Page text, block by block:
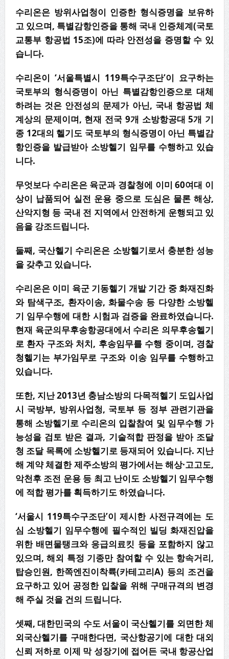
수리온은 방위사업청이 인증한 형식증명을 보유하
고 있으며, 특별감항인증을 통해 국내 인증체계(국토
교통부 항공법 15조)에 따라 안전성을 증명할 수 있
습니다.
수리온이 ‘서울특별시 119특수구조단’이 요구하는
국토부의 형식증명이 아닌 특별감항인증으로 대체
하려는 것은 안전성의 문제가 아닌, 국내 항공법 체
계상의 문제이며, 현재 전국 9개 소방항공대 5개 기
종 12대의 헬기도 국토부의 형식증명이 아닌 특별감
항인증을 발급받아 소방헬기 임무를 수행하고 있습
니다.
무엇보다 수리온은 육군과 경찰청에 이미 60여대 이
상이 납품되어 실전 운용 중으로 도심은 물론 해상,
산악지형 등 국내 전 지역에서 안전하게 운행되고 있
음을 강조드립니다.
둘째, 국산헬기 수리온은 소방헬기로서 충분한 성능
을 갖추고 있습니다.
수리온은 이미 육군 기동헬기 개발 기간 중 화재진화
와 탐색구조, 환자이송, 화물수송 등 다양한 소방헬
기 임무수행에 대한 시험과 검증을 완료하였습니다.
현재 육군의무후송항공대에서 수리온 의무후송헬기
로 환자 구조와 처치, 후송임무를 수행 중이며, 경찰
청헬기는 부가임무로 구조와 이송 임무를 수행하고
있습니다.
또한, 지난 2013년 충남소방의 다목적헬기 도입사업
시 국방부, 방위사업청, 국토부 등 정부 관련기관을
통해 소방헬기로 수리온의 입찰참여 및 임무수행 가
능성을 검토 받은 결과, 기술적합 판정을 받아 조달
청 조달 목록에 소방헬기로 등재되어 있습니다. 지난
해 계약 체결한 제주소방의 평가에서는 해상·고고도,
악천후 조전 운용 등 최고 난이도 소방헬기 임무수행
에 적합 평가를 획득하기도 하였습니다.
‘서울시 119특수구조단’이 제시한 사전규격에는 도
심 소방헬기 임무수행에 필수적인 빌딩 화재진압을
위한 배면물탱크와 응급의료킷 등을 포함하지 않고
있으며, 해외 특정 기종만 참여할 수 있는 항속거리,
탑승인원, 한쪽엔진이착륙(카테고리A) 등의 조건을
요구하고 있어 공정한 입찰을 위해 구매규격의 변경
해 주실 것을 건의 드립니다.
셋째, 대한민국의 수도 서울이 국산헬기를 외면한 체
외국산헬기를 구매한다면, 국산항공기에 대한 대외
신뢰 저하로 이제 막 성장기에 접어든 국내 항공산업